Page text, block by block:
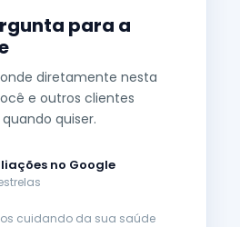
para a
diretamente nesta
e outros clientes
quiser.
no Google
cuidando da sua saúde